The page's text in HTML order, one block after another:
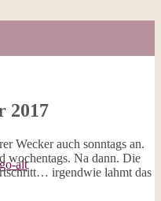
2017
Wecker auch sonntags an.
wochentags. Na dann. Die
irgendwie lahmt das